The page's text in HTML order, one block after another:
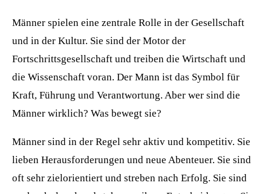
Männer spielen eine zentrale Rolle in der Gesellschaft
und in der Kultur. Sie sind der Motor der
Fortschrittsgesellschaft und treiben die Wirtschaft und
die Wissenschaft voran. Der Mann ist das Symbol für
Kraft, Führung und Verantwortung. Aber wer sind die
Männer wirklich? Was bewegt sie?
Männer sind in der Regel sehr aktiv und kompetitiv. Sie
lieben Herausforderungen und neue Abenteuer. Sie sind
oft sehr zielorientiert und streben nach Erfolg. Sie sind